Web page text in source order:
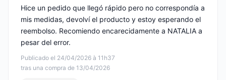
Publicado el 24/04/2026 à 11h37
tras una compra de 13/04/2026
Hice un pedido que llegó rápido pero no correspondía a
mis medidas, devolví el producto y estoy esperando el
reembolso. Recomiendo encarecidamente a NATALIA a
pesar del error.